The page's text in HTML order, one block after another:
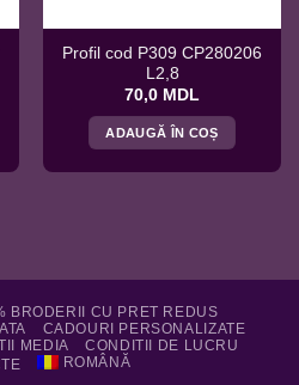
Profil cod P309 CP280206
L2,8
70,0 MDL
ADAUGĂ ÎN COȘ
BRODERII CU PRET REDUS
CADOURI PERSONALIZATE
MEDIA
CONDITII DE LUCRU
ROMÂNĂ